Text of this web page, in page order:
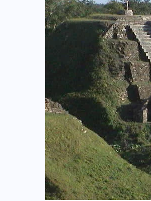
COLABORADORES
NOTICIAS